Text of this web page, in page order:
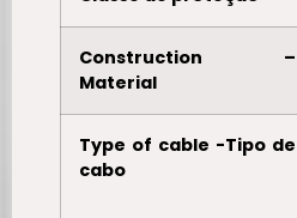
Construction –
Material
Type of cable -Tipo de
cabo